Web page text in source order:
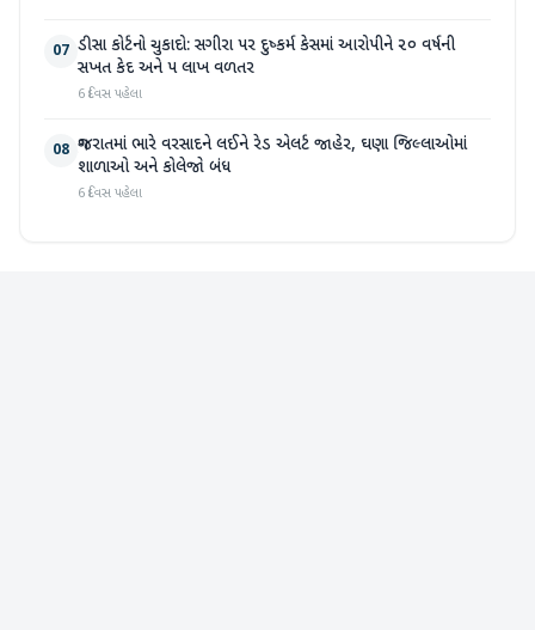
07 ડીસા કોર્ટનો ચુકાદો: સગીરા પર દુષ્કર્મ કેસમાં આરોપીને ૨૦ વર્ષની
સખત કેદ અને ૫ લાખ વળતર
6 દિવસ પહેલા
08 ગુજરાતમાં ભારે વરસાદને લઈને રેડ એલર્ટ જાહેર, ઘણા જિલ્લાઓમાં
શાળાઓ અને કોલેજો બંધ
6 દિવસ પહેલા